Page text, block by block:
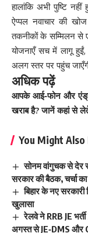
हालांकि अभी पुष्टि
ऐप्पल नवाचार की
तकनीकों के सम्मिलन से
योजनाएँ सच में लागू
अलग स्तर पर पहुंच
अधिक पढ़ें
आपके आई‑फोन और
खराब है? जानें कहां से
You Might Also
सोनम वांगुचक से देर
सरकार की बैठक, चर्चा का
बिहार के नए
खुलासा
रेलवे ने RRB JE
अगस्त से JE‑DMS और